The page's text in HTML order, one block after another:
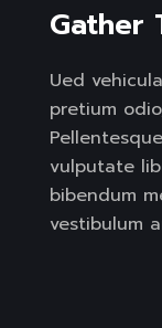
Gather
Ued
pretium
vulputate
bibendum
vestibulum